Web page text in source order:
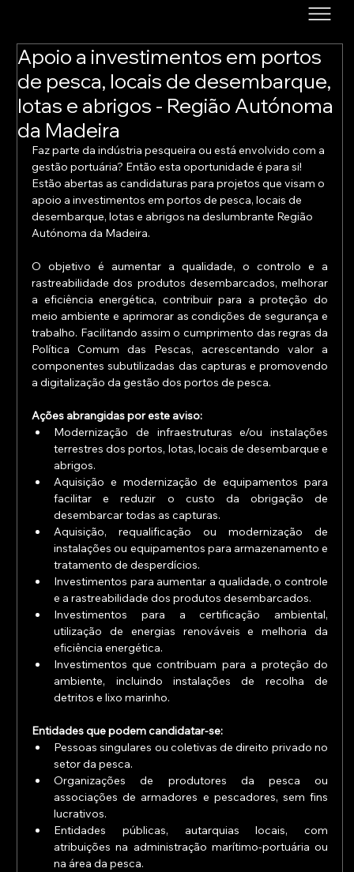
Apoio a investimentos em portos
de pesca, locais de desembarque,
lotas e abrigos - Região Autónoma
da Madeira
Faz parte da indústria pesqueira ou está envolvido com a
gestão portuária? Então esta oportunidade é para si!
Estão abertas as candidaturas para projetos que visam o
apoio a investimentos em portos de pesca, locais de
desembarque, lotas e abrigos na deslumbrante Região
Autónoma da Madeira.
O objetivo é aumentar a qualidade, o controlo e a
rastreabilidade dos produtos desembarcados, melhorar
a eficiência energética, contribuir para a proteção do
meio ambiente e aprimorar as condições de segurança e
trabalho. Facilitando assim o cumprimento das regras da
Política Comum das Pescas, acrescentando valor a
componentes subutilizadas das capturas e promovendo
a digitalização da gestão dos portos de pesca.
Ações abrangidas por este aviso:
Modernização de infraestruturas e/ou instalações
terrestres dos portos, lotas, locais de desembarque e
abrigos.
Aquisição e modernização de equipamentos para
facilitar e reduzir o custo da obrigação de
desembarcar todas as capturas.
Aquisição, requalificação ou modernização de
instalações ou equipamentos para armazenamento e
tratamento de desperdícios.
Investimentos para aumentar a qualidade, o controle
e a rastreabilidade dos produtos desembarcados.
Investimentos para a certificação ambiental,
utilização de energias renováveis e melhoria da
eficiência energética.
Investimentos que contribuam para a proteção do
ambiente, incluindo instalações de recolha de
detritos e lixo marinho.
Entidades que podem candidatar-se:
Pessoas singulares ou coletivas de direito privado no
setor da pesca.
Organizações de produtores da pesca ou
associações de armadores e pescadores, sem fins
lucrativos.
Entidades públicas, autarquias locais, com
atribuições na administração marítimo-portuária ou
na área da pesca.